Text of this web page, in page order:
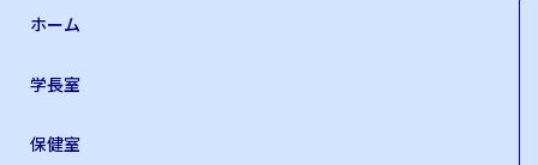
ホーム
学長室
保健室